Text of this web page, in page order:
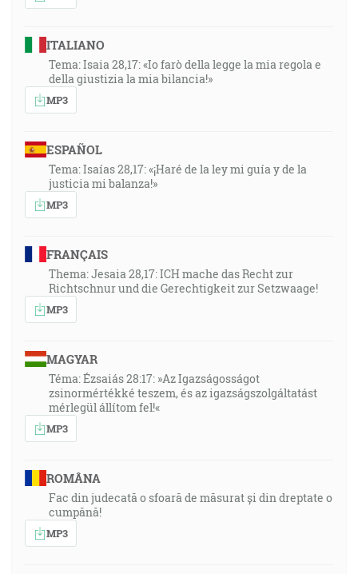
ITALIANO
Tema: Isaia 28,17: «Io farò della legge la mia regola e
della giustizia la mia bilancia!»
MP3
ESPAÑOL
Tema: Isaías 28,17: «¡Haré de la ley mi guía y de la
justicia mi balanza!»
MP3
FRANÇAIS
Thema: Jesaia 28,17: ICH mache das Recht zur
Richtschnur und die Gerechtigkeit zur Setzwaage!
MP3
MAGYAR
Téma: Ézsaiás 28:17: »Az Igazságosságot
zsinormértékké teszem, és az igazságszolgáltatást
mérlegül állítom fel!«
MP3
ROMÂNA
Fac din judecată o sfoară de măsurat și din dreptate o
cumpănă!
MP3